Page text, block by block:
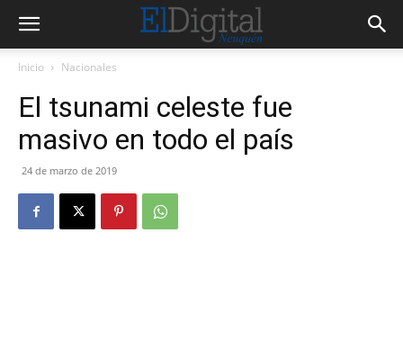
Inicio Nacionales
El tsunami celeste fue
masivo en todo el país
24 de marzo de 2019